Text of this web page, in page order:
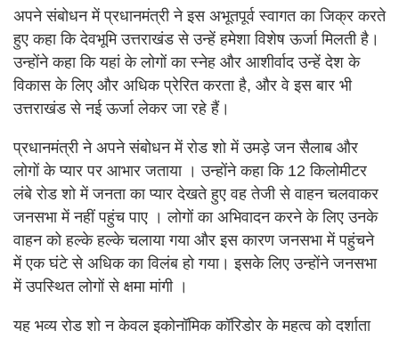
अपने संबोधन में प्रधानमंत्री ने इस अभूतपूर्व स्वागत का जिक्र करते
हुए कहा कि देवभूमि उत्तराखंड से उन्हें हमेशा विशेष ऊर्जा मिलती है।
उन्होंने कहा कि यहां के लोगों का स्नेह और आशीर्वाद उन्हें देश के
विकास के लिए और अधिक प्रेरित करता है, और वे इस बार भी
उत्तराखंड से नई ऊर्जा लेकर जा रहे हैं।
प्रधानमंत्री ने अपने संबोधन में रोड शो में उमड़े जन सैलाब और
लोगों के प्यार पर आभार जताया । उन्होंने कहा कि 12 किलोमीटर
लंबे रोड शो में जनता का प्यार देखते हुए वह तेजी से वाहन चलवाकर
जनसभा में नहीं पहुंच पाए । लोगों का अभिवादन करने के लिए उनके
वाहन को हल्के हल्के चलाया गया और इस कारण जनसभा में पहुंचने
में एक घंटे से अधिक का विलंब हो गया। इसके लिए उन्होंने जनसभा
में उपस्थित लोगों से क्षमा मांगी ।
यह भव्य रोड शो न केवल इकोनॉमिक कॉरिडोर के महत्व को दर्शाता